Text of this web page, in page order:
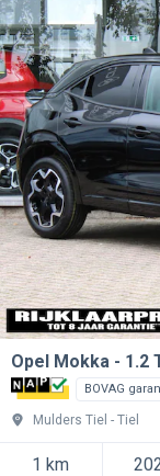
Opel Mokka 1.2
BOVAG
Mulders Tiel Tiel
1 km